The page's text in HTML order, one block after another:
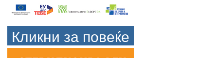
Кликни за повеќе